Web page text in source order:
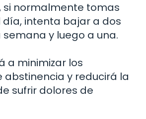
si normalmente tomas
día, intenta bajar a dos
y luego a una.
a minimizar los
abstinencia y reducirá la
sufrir dolores de